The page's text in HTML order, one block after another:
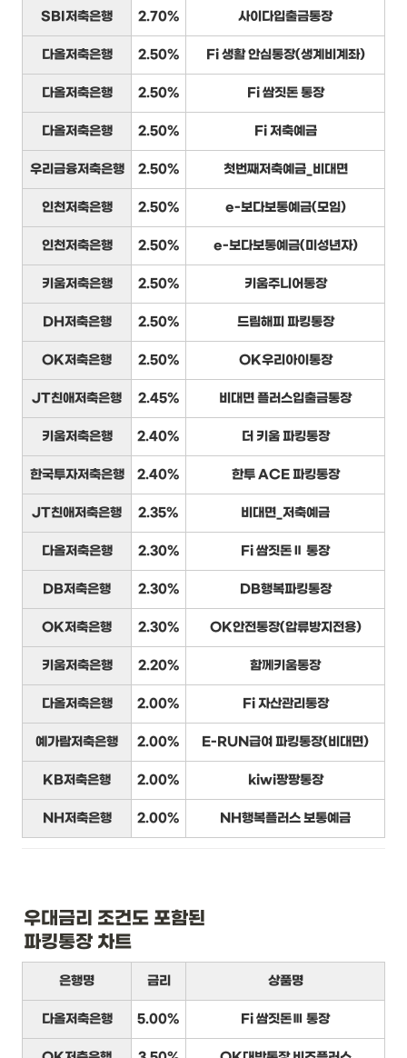
SBI저축은행 2.70% 사이다입출금통장
다올저축은행 2.50% Fi 생활 안심통장(생계비계좌)
다올저축은행 2.50% Fi 쌈짓돈 통장
다올저축은행 2.50% Fi 저축예금
우리금융저축은행 2.50% 첫번째저축예금_비대면
인천저축은행 2.50% e-보다보통예금(모임)
인천저축은행 2.50% e-보다보통예금(미성년자)
키움저축은행 2.50% 키움주니어통장
DH저축은행 2.50% 드림해피 파킹통장
OK저축은행 2.50% OK우리아이통장
JT친애저축은행 2.45% 비대면 플러스입출금통장
키움저축은행 2.40% 더 키움 파킹통장
한국투자저축은행 2.40% 한투 ACE 파킹통장
JT친애저축은행 2.35% 비대면_저축예금
다올저축은행 2.30% Fi 쌈짓돈Ⅱ 통장
DB저축은행 2.30% DB행복파킹통장
OK저축은행 2.30% OK안전통장(압류방지전용)
키움저축은행 2.20% 함께키움통장
다올저축은행 2.00% Fi 자산관리통장
예가람저축은행 2.00% E-RUN급여 파킹통장(비대면)
KB저축은행 2.00% kiwi팡팡통장
NH저축은행 2.00% NH행복플러스 보통예금
우대금리 조건도 포함된
파킹통장 차트
은행명 금리 상품명
다올저축은행 5.00% Fi 쌈짓돈Ⅲ 통장